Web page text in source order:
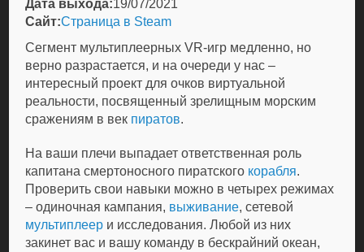
Дата выхода:19/07/2021
Сайт:Страница в Steam
Сегмент мультиплеерных VR-игр медленно, но
верно разрастается, и на очереди у нас –
интересный проект для очков виртуальной
реальности, посвященный зрелищным морским
сражениям в век пиратов.
На ваши плечи выпадает ответственная роль
капитана смертоносного пиратского корабля.
Проверить свои навыки можно в четырех режимах
– одиночная кампания, выживание, сетевой
мультиплеер и исследования. Любой из них
закинет вас и вашу команду в бескрайний океан,